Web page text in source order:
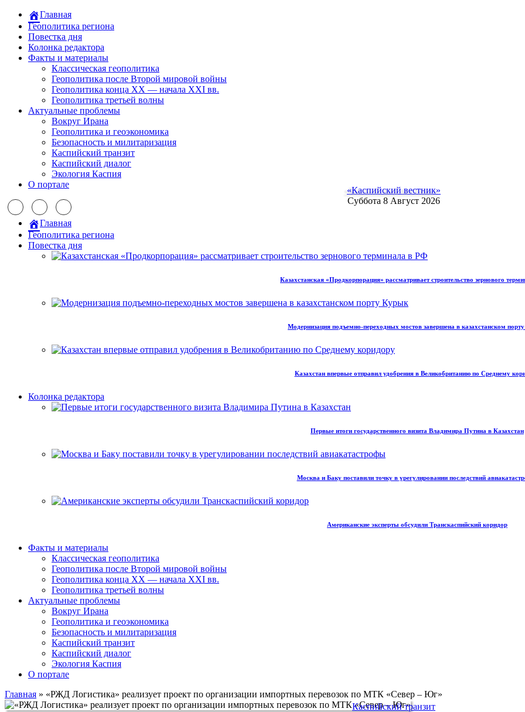
Главная
Геополитика региона
Повестка дня
Колонка редактора
Факты и материалы
Классическая геополитика
Геополитика после Второй мировой войны
Геополитика конца XX — начала XXI вв.
Геополитика третьей волны
Актуальные проблемы
Вокруг Ирана
Геополитика и геоэкономика
Безопасность и милитаризация
Каспийский транзит
Каспийский диалог
Экология Каспия
О портале
«Каспийский вестник»
Суббота 8 Август 2026
Главная
Геополитика региона
Повестка дня
Казахстанская «Продкорпорация» рассматривает строительство зернового
Модернизация подъемно-переходных мостов завершена в казахстанском
Казахстан впервые отправил удобрения в Великобританию по Среднему
Колонка редактора
Первые итоги государственного визита Владимира Путина в Казахстан
Москва и Баку поставили точку в урегулировании последствий
Американские эксперты обсудили Транскаспийский коридор
Факты и материалы
Классическая геополитика
Геополитика после Второй мировой войны
Геополитика конца XX — начала XXI вв.
Геополитика третьей волны
Актуальные проблемы
Вокруг Ирана
Геополитика и геоэкономика
Безопасность и милитаризация
Каспийский транзит
Каспийский диалог
Экология Каспия
О портале
Главная » «РЖД Логистика» реализует проект по организации импортных перевозок по МТК «Север – Юг»
Каспийский транзит